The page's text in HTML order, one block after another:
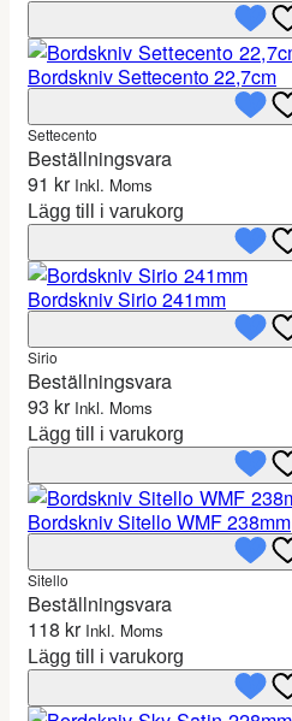
Bordskniv Settecento 22,7cm
Settecento
Beställningsvara
91 kr Inkl. Moms
Lägg till i varukorg
Bordskniv Sirio 241mm
Sirio
Beställningsvara
93 kr Inkl. Moms
Lägg till i varukorg
Bordskniv Sitello WMF 238mm
Sitello
Beställningsvara
118 kr Inkl. Moms
Lägg till i varukorg